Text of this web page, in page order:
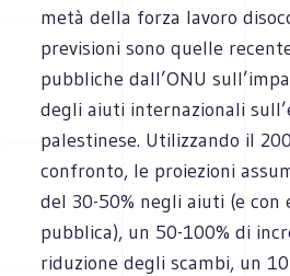
metà della forza lavoro
previsioni sono quelle
pubbliche dall’ONU
degli aiuti internazionali
palestinese. Utilizzando il
confronto, le proiezioni
del 30-50% negli aiuti (e con
pubblica), un 50-100% di
riduzione degli scambi, un